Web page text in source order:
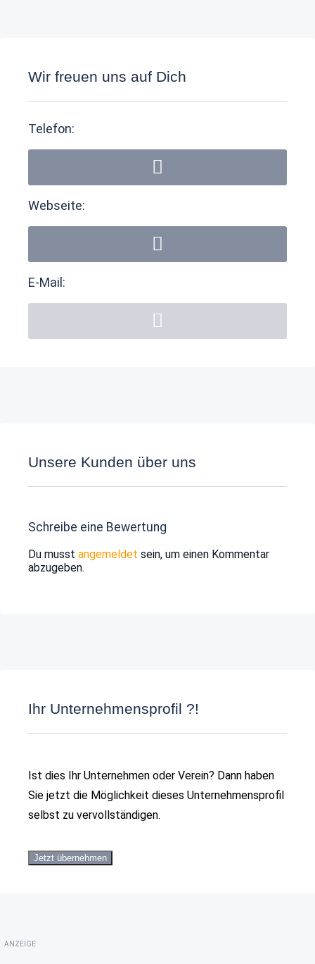
Wir freuen uns auf Dich
Telefon:
Webseite:
E-Mail:
Unsere Kunden über uns
Schreibe eine Bewertung
Du musst angemeldet sein, um einen Kommentar
abzugeben.
Ihr Unternehmensprofil ?!
Ist dies Ihr Unternehmen oder Verein? Dann haben
Sie jetzt die Möglichkeit dieses Unternehmensprofil
selbst zu vervollständigen.
Jetzt übernehmen
ANZEIGE